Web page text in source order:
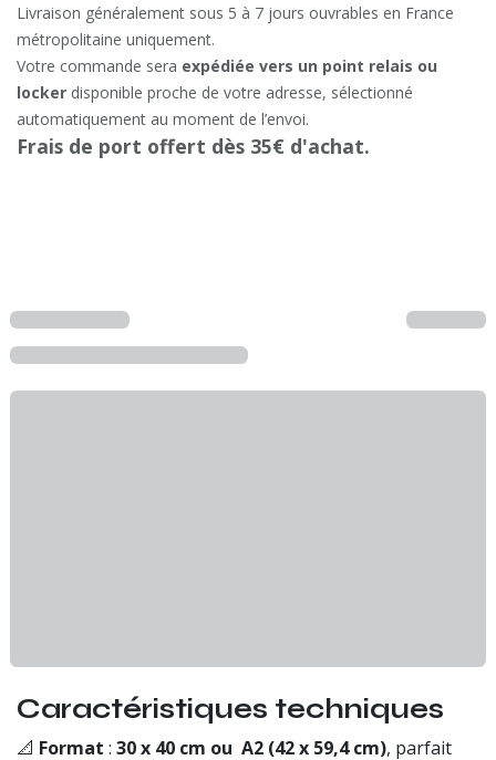
Livraison généralement sous 5 à 7 jours ouvrables en France
métropolitaine uniquement.
Votre commande sera expédiée vers un point relais ou
locker disponible proche de votre adresse, sélectionné
automatiquement au moment de l’envoi.
Frais de port offert dès 35€ d'achat.
Caractéristiques techniques
📐 Format : 30 x 40 cm ou A2 (42 x 59,4 cm), parfait